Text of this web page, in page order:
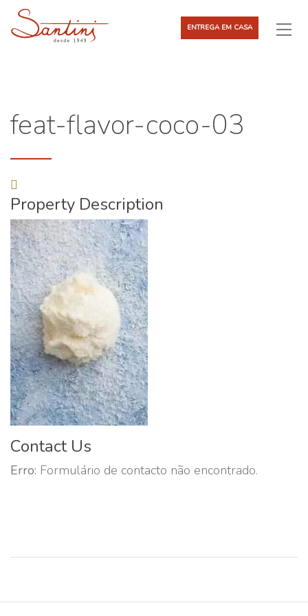
ENTREGA EM CASA
feat-flavor-coco-03
Property Description
Contact Us
Erro: Formulário de contacto não encontrado.